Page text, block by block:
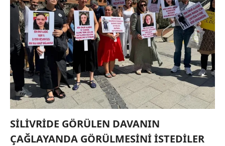
SİLİVRİDE GÖRÜLEN DAVANIN
ÇAĞLAYANDA GÖRÜLMESİNİ İSTEDİLER